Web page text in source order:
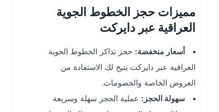
مميزات حجز الخطوط الجوية
العراقية عبر دايركت
أسعار منخفضة:حجز تذاكر الخطوط الجوية
العراقية عبر دايركت يتيح لك الاستفادة من
العروض الخاصة والخصومات.
سهولة الحجز:عملية الحجز سهلة وسريعة